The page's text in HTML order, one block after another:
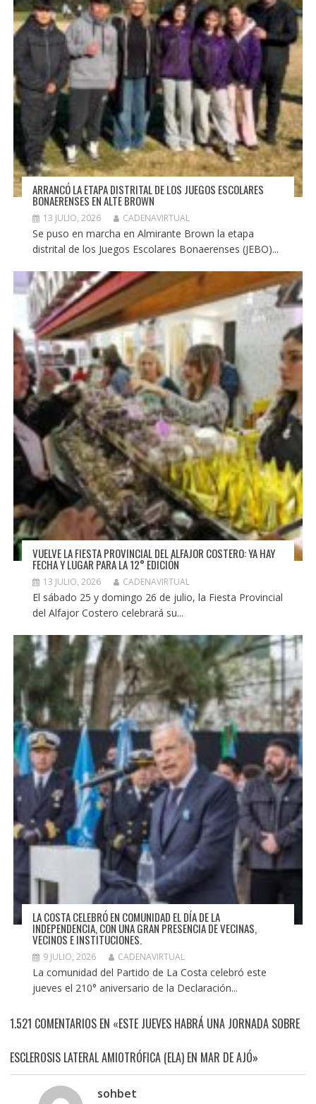
ARRANCÓ LA ETAPA DISTRITAL DE LOS JUEGOS ESCOLARES
BONAERENSES EN ALTE BROWN
13 JULIO, 2026 CADENAVIRTUAL
Se puso en marcha en Almirante Brown la etapa
distrital de los Juegos Escolares Bonaerenses (JEBO)...
VUELVE LA FIESTA PROVINCIAL DEL ALFAJOR COSTERO: YA HAY
FECHA Y LUGAR PARA LA 12° EDICIÓN
13 JULIO, 2026 CADENAVIRTUAL
El sábado 25 y domingo 26 de julio, la Fiesta Provincial
del Alfajor Costero celebrará su...
LA COSTA CELEBRÓ EN COMUNIDAD EL DÍA DE LA
INDEPENDENCIA, CON UNA GRAN PRESENCIA DE VECINAS,
VECINOS E INSTITUCIONES.
9 JULIO, 2026 CADENAVIRTUAL
La comunidad del Partido de La Costa celebró este
jueves el 210° aniversario de la Declaración...
1.521 COMENTARIOS EN «ESTE JUEVES HABRÁ UNA JORNADA SOBRE
ESCLEROSIS LATERAL AMIOTRÓFICA (ELA) EN MAR DE AJÓ»
sohbet